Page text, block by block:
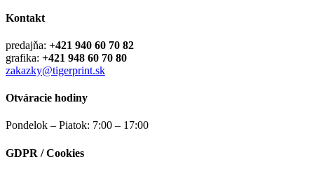
Kontakt
predajňa: +421 940 60 70 82
grafika: +421 948 60 70 80
zakazky@tigerprint.sk
Otváracie hodiny
Pondelok – Piatok: 7:00 – 17:00
GDPR / Cookies